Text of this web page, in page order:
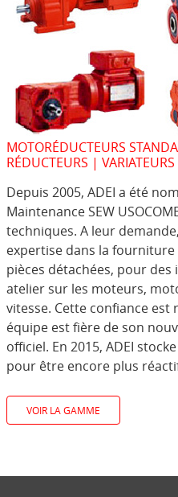
MOTORÉDUCTEURS
RÉDUCTEURS |
Depuis 2005, ADEI a été
Maintenance SEW
techniques. A leur
expertise dans la
pièces détachées, pour
atelier sur les moteurs,
vitesse. Cette confiance
équipe est fière de son
officiel. En 2015, ADEI
pour être encore plus
VOIR LA GAMME